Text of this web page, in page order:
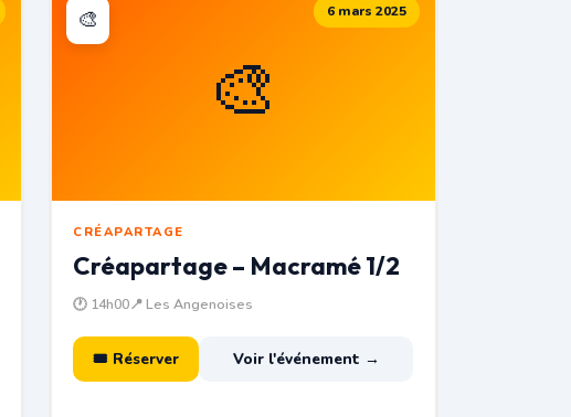
🎨
🎨 6 mars 2025
CRÉAPARTAGE
Créapartage – Macramé 1/2
🕐 14h00📍 Les Angenoises
🎟 Réserver Voir l'événement →